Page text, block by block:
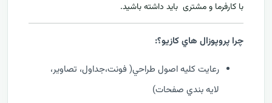
با کارفرما و مشتری بايد داشته باشيد.
چرا پروپوزال هاي کازيو؟:
رعايت کليه اصول طراحي( فونت،جداول، تصاوير،
لايه بندي صفحات)